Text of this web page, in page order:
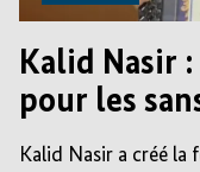
Kalid Nasir
pour les
Kalid Nasir a créé la